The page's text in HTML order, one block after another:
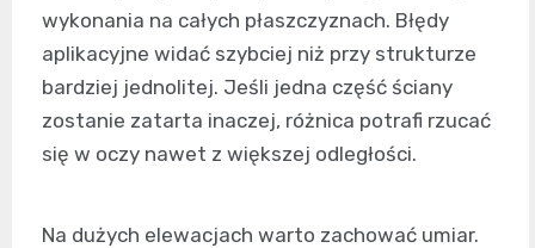
wykonania na całych płaszczyznach. Błędy
aplikacyjne widać szybciej niż przy strukturze
bardziej jednolitej. Jeśli jedna część ściany
zostanie zatarta inaczej, różnica potrafi rzucać
się w oczy nawet z większej odległości.
Na dużych elewacjach warto zachować umiar.